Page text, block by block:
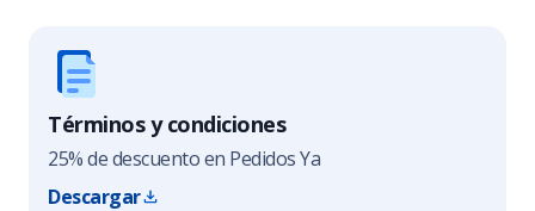
Términos y condiciones
25% de descuento en Pedidos Ya
Descargar